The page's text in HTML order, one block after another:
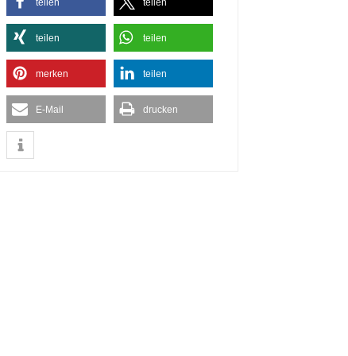
teilen teilen
teilen teilen
merken teilen
E-Mail drucken